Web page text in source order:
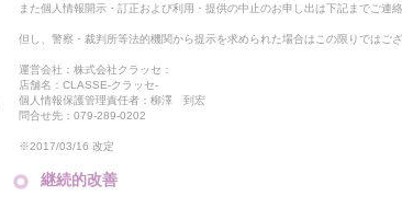
また個人情報開示・訂正および利用・提供の中止のお申し出は下記までご連
但し、警察・裁判所等法的機関から提示を求められた場合はこの限りではござ
運営会社：株式会社クラッセ：
店舗名：CLASSE-クラッセ-
個人情報保護管理責任者：柳澤 到宏
問合せ先：079-289-0202
※2017/03/16 改定
継続的改善